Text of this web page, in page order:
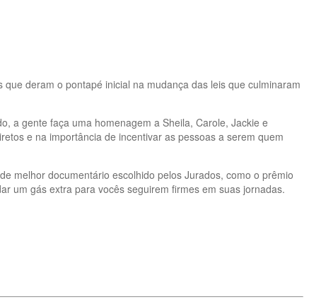
deram o pontapé inicial na mudança das leis que culminaram
a gente faça uma homenagem a Sheila, Carole, Jackie e
e na importância de incentivar as pessoas a serem quem
melhor documentário escolhido pelos Jurados, como o prêmio
um gás extra para vocês seguirem firmes em suas jornadas.